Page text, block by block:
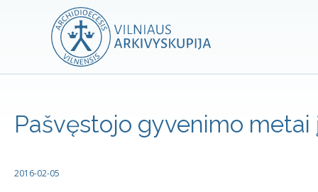
Pašvęstojo gyvenimo
2016-02-05